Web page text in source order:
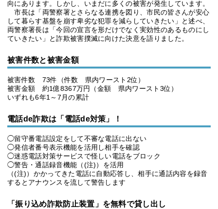
向にあります。しかし、いまだに多くの被害が発生しています。
市長は「両警察署とさらなる連携を図り、市民の皆さんが安心
して暮らす基盤を崩す卑劣な犯罪を減らしていきたい」と述べ、
両警察署長は「今回の宣言を形だけでなく実効性のあるものにし
ていきたい」と詐欺被害撲滅に向けた決意を語りました。
被害件数と被害金額
被害件数 73件（件数 県内ワースト2位）
被害金額 約1億8367万円（金額 県内ワースト3位）
いずれも6年1～7月の累計
電話de詐欺は「電話de対策」！
◯留守番電話設定をして不審な電話に出ない
◯発信者番号表示機能を活用し相手を確認
◯迷惑電話対策サービスで怪しい電話をブロック
◯警告・通話録音機能（(注)）を活用
（(注)）かかってきた電話に自動応答し、相手に通話内容を録音
するとアナウンスを流して警告します
「振り込め詐欺防止装置」を無料で貸し出し